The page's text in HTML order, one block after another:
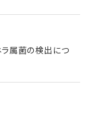
属菌の検出につ